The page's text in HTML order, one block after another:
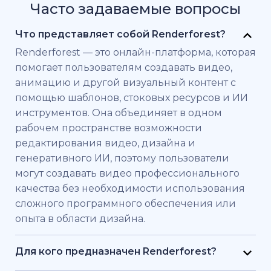
Часто задаваемые вопросы
Что представляет собой Renderforest?
Renderforest — это онлайн-платформа, которая
помогает пользователям создавать видео,
анимацию и другой визуальный контент с
помощью шаблонов, стоковых ресурсов и ИИ
инструментов. Она объединяет в одном
рабочем пространстве возможности
редактирования видео, дизайна и
генеративного ИИ, поэтому пользователи
могут создавать видео профессионального
качества без необходимости использования
сложного программного обеспечения или
опыта в области дизайна.
Для кого предназначен Renderforest?